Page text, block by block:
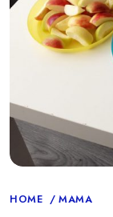
Categories
HOME MAMA